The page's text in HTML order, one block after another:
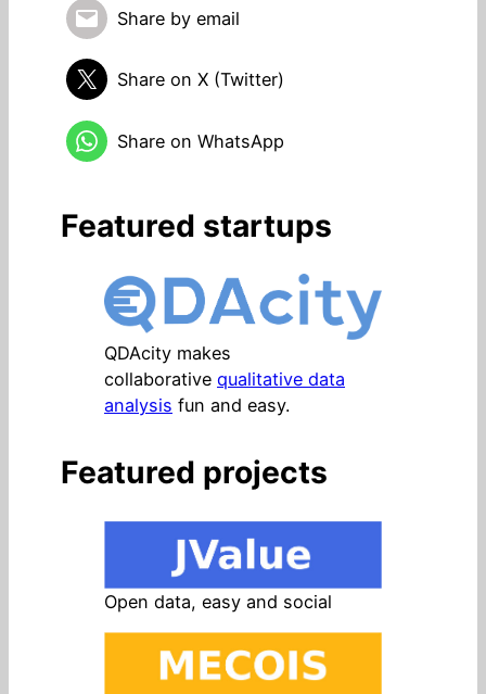
Share by email
Share on X (Twitter)
Share on WhatsApp
Featured startups
QDAcity makes
collaborative qualitative data
analysis fun and easy.
Featured projects
Open data, easy and social